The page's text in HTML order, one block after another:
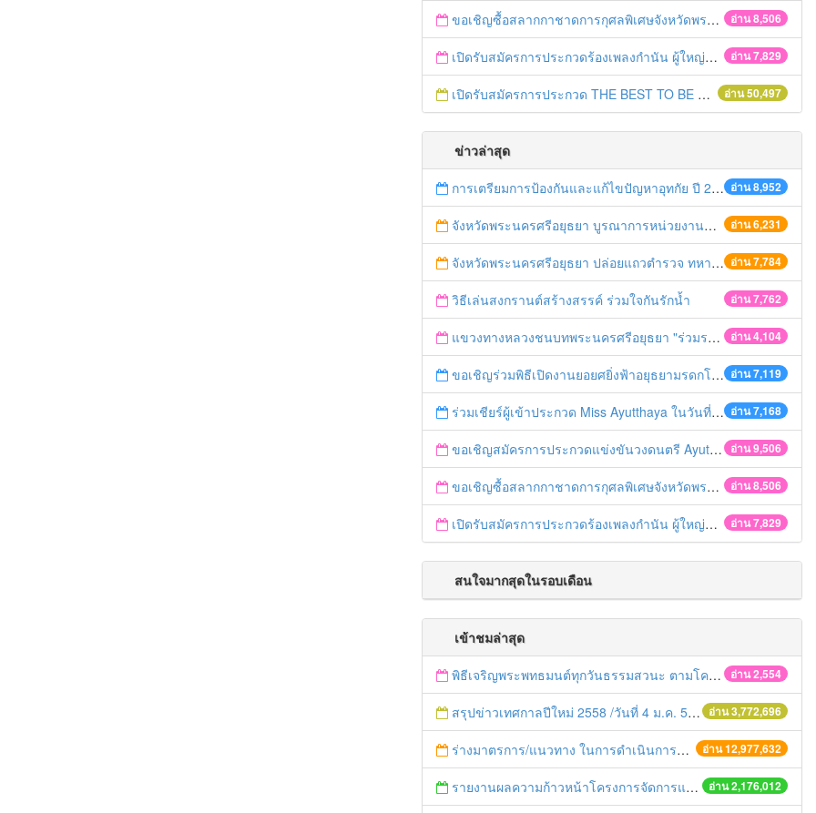
อ่าน 8,506
ขอเชิญซื้อสลากกาชาดการกุศลพิเศษจังหวัดพระนครศรีอยุธยา 2560
อ่าน 7,829
เปิดรับสมัครการประกวดร้องเพลงกำนัน ผู้ใหญ่บ้าน ฯลฯ
อ่าน 50,497
เปิดรับสมัครการประกวด THE BEST TO BE NUMBER ONE
ข่าวล่าสุด
อ่าน 8,952
การเตรียมการป้องกันและแก้ไขปัญหาอุทกัย ปี 2561
อ่าน 6,231
จังหวัดพระนครศรีอยุธยา บูรณาการหน่วยงานที่เกี่ยวข้อง ลงพื้นที่จัดระเบียบและดำเนินมาตรการตามบทลงโทษสูงสุดกับผู้ประกอบการร้านค้าที่ยังฝ่าฝืนตั้งร้านค้ารุกล้ำเขตพื้นที่ทางหลวง เตรียมความปลอดภัยก่อนเทศกาลสงกรานต์
อ่าน 7,784
จังหวัดพระนครศรีอยุธยา ปล่อยแถวตำรวจ ทหาร ฝ่ายปกครอง กว่า 100 นาย ตรวจเข้มท่ารถสาธารณะ สถานีขนส่งรถโดยสาร วินรถตู้ และสถานีรถไฟ เตรียมรับมือเทศกาลสงกรานต์
อ่าน 7,762
วิธีเล่นสงกรานต์สร้างสรรค์ ร่วมใจกันรักน้ำ
อ่าน 4,104
แขวงทางหลวงชนบทพระนครศรีอยุธยา "ร่วมรณรงค์ ขับช้า เปิดไฟหน้า คาดเข็มขัด" เทศกาลสงกรานต์ ปี 2561
อ่าน 7,119
ขอเชิญร่วมพิธีเปิดงานยอยศยิ่งฟ้าอยุธยามรดกโลก
อ่าน 7,168
ร่วมเชียร์ผู้เข้าประกวด Miss Ayutthaya ในวันที่ 15 ธันวาคม 2560
อ่าน 9,506
ขอเชิญสมัครการประกวดแข่งขันวงดนตรี Ayutthaya battle of the bands
อ่าน 8,506
ขอเชิญซื้อสลากกาชาดการกุศลพิเศษจังหวัดพระนครศรีอยุธยา 2560
อ่าน 7,829
เปิดรับสมัครการประกวดร้องเพลงกำนัน ผู้ใหญ่บ้าน ฯลฯ
สนใจมากสุดในรอบเดือน
เข้าชมล่าสุด
อ่าน 2,554
พิธีเจริญพระพทธมนต์ทุกวันธรรมสวนะ ตามโครงการหมู่บ้านรักษาศีล 5
อ่าน 3,772,696
สรุปข่าวเทศกาลปีใหม่ 2558 /วันที่ 4 ม.ค. 58
อ่าน 12,977,632
ร่างมาตรการ/แนวทาง ในการดำเนินการประกอบการตรวจราชการแบบบูรณาการ
อ่าน 2,176,012
รายงานผลความก้าวหน้าโครงการจัดการแก้ไขปัญหาขยะ สัปดาห์ที่ 9/2558